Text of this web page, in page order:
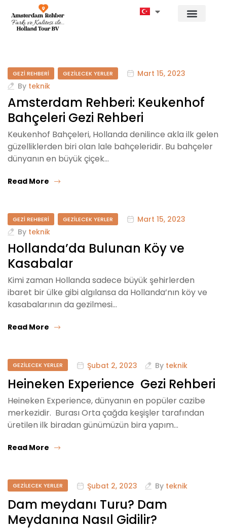
GEZI REHBERI GEZILECEK YERLER
Mart 15, 2023
By teknik
Amsterdam Rehberi: Keukenhof
Bahçeleri Gezi Rehberi
Keukenhof Bahçeleri, Hollanda denilince akla ilk gelen
güzelliklerden biri olan lale bahçeleridir. Bu bahçeler
dünyanın en büyük çiçek…
Read More
GEZI REHBERI GEZILECEK YERLER
Mart 15, 2023
By teknik
Hollanda’da Bulunan Köy ve
Kasabalar
Kimi zaman Hollanda sadece büyük şehirlerden
ibaret bir ülke gibi algılansa da Hollanda’nın köy ve
kasabalarının da gezilmesi…
Read More
GEZILECEK YERLER Şubat 2, 2023 By teknik
Heineken Experience Gezi Rehberi
Heineken Experience, dünyanın en popüler cazibe
merkezidir. Burası Orta çağda keşişler tarafından
üretilen ilk biradan günümüzün bira yapım…
Read More
GEZILECEK YERLER Şubat 2, 2023 By teknik
Dam meydanı Turu? Dam
Meydanına Nasıl Gidilir?